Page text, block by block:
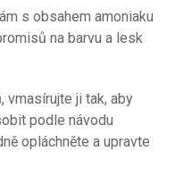
s obsahem amoniaku
na barvu a lesk
vmasírujte ji tak, aby
podle návodu
opláchněte a upravte